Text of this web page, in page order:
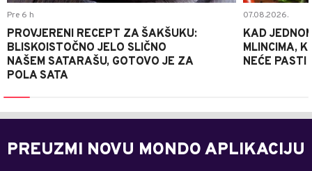
Pre 6 h
PROVJERENI RECEPT ZA ŠAKŠUKU:
BLISKOISTOČNO JELO SLIČNO
NAŠEM SATARAŠU, GOTOVO JE ZA
POLA SATA
07.08.2026.
KAD
MLINCIMA,
NEĆE PASTI
PREUZMI NOVU MONDO APLIKACIJU